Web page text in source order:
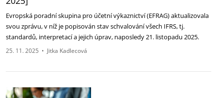
Evropská poradní skupina pro účetní výkaznictví (EFRAG) aktualizovala
svou zprávu, v níž je popisován stav schvalování všech IFRS, tj.
standardů, interpretací a jejich úprav, naposledy 21. listopadu 2025.
25. 11. 2025 • Jitka Kadlecová